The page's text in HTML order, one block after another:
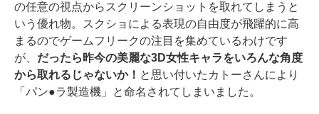
の任意の視点からスクリーンショットを取れてしまうと
いう優れ物。スクショによる表現の自由度が飛躍的に高
まるのでゲームフリークの注目を集めているわけです
が、 だったら昨今の美麗な3D女性キャラをいろんな角度
から取れるじゃないか！ と思い付いたカトーさんにより
「パン●ラ製造機」と命名されてしまいました。